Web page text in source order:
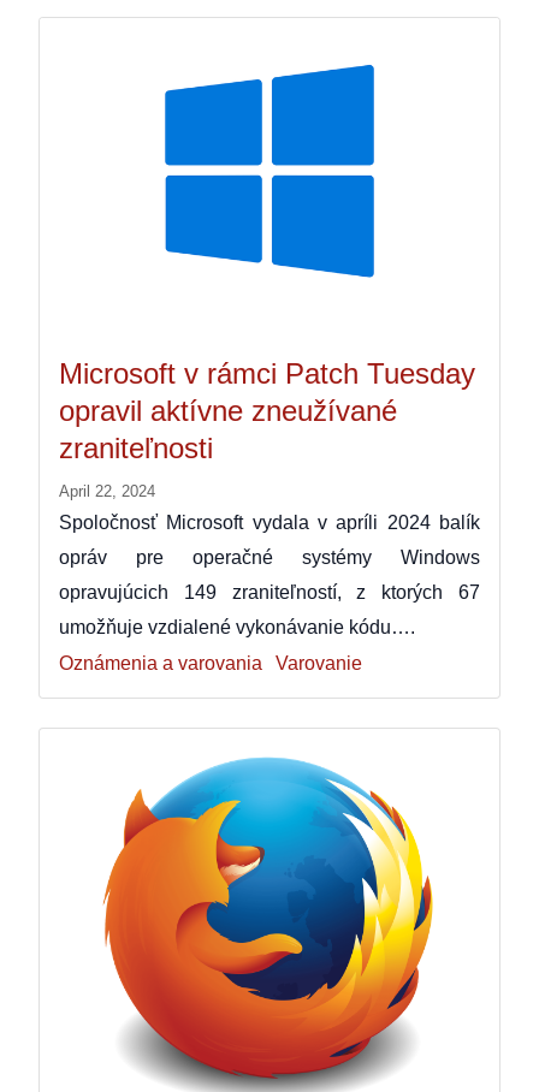
Microsoft v rámci Patch Tuesday
opravil aktívne zneužívané
zraniteľnosti
April 22, 2024
Spoločnosť Microsoft vydala v apríli 2024 balík
opráv pre operačné systémy Windows
opravujúcich 149 zraniteľností, z ktorých 67
umožňuje vzdialené vykonávanie kódu….
Oznámenia a varovania
Varovanie